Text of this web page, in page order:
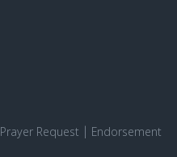
Prayer Request
Endorsement